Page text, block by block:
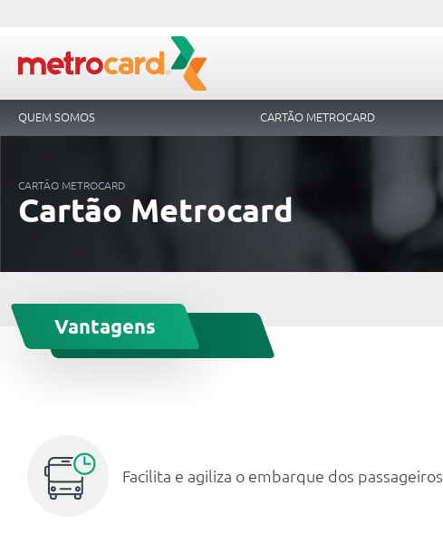
QUEM SOMOS CARTÃO METROCARD
CARTÃO METROCARD
Cartão Metrocard
Vantagens
Facilita e agiliza o embarque dos passageiros